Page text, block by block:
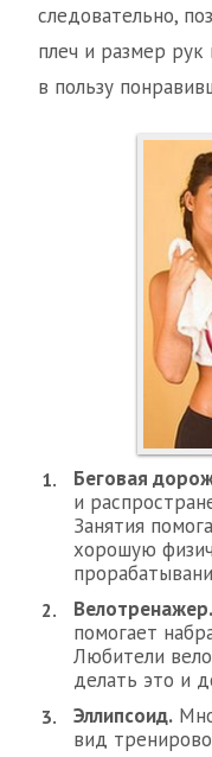
следовательно,
плеч и размер
в пользу
Беговая
и
Занятия
хорошую
Велотренажер.
помогает
Любители
делать это и
Эллипсоид.
вид